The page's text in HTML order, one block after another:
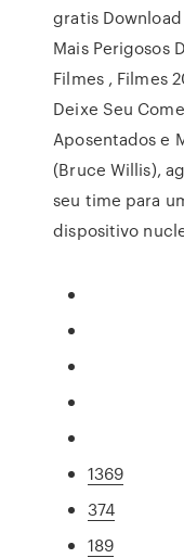
gratis
Mais Perigosos
Filmes , Filmes
Deixe Seu
Aposentados e
(Bruce Willis),
seu time para
dispositivo
1369
374
189